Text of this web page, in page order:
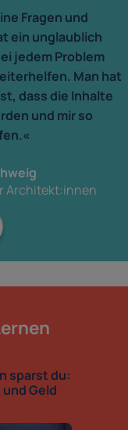
Fragen und
ein unglaublich
jedem Problem
Man hat
dass die Inhalte
und mir so
Architekt:innen
sparst du:
Geld